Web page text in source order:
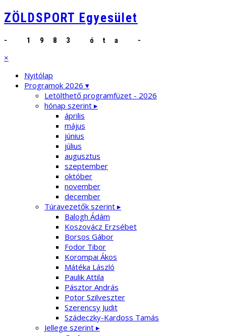
ZÖLDSPORT Egyesület
- 1983 óta -
×
Nyitólap
Programok 2026 ▾
Letölthető programfüzet - 2026
hónap szerint ▸
április
május
június
július
augusztus
szeptember
október
november
december
Túravezetők szerint ▸
Balogh Ádám
Koszovácz Erzsébet
Borsos Gábor
Fodor Tibor
Korompai Ákos
Mátéka László
Paulik Attila
Pásztor András
Potor Szilveszter
Szerencsy Judit
Szádeczky-Kardoss Tamás
Jellege szerint ▸